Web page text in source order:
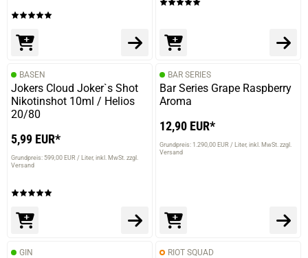
BASEN
Jokers Cloud Joker`s Shot
Nikotinshot 10ml / Helios
20/80
5,99 EUR*
Grundpreis: 599,00 EUR / Liter inkl. MwSt. zzgl.
Versand
BAR SERIES
Bar Series Grape Raspberry
Aroma
12,90 EUR*
Grundpreis: 1.290,00 EUR / Liter inkl. MwSt. zzgl.
Versand
GIN RIOT SQUAD